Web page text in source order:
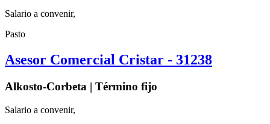
Salario a convenir,
Pasto
Asesor Comercial Cristar - 31238
Alkosto-Corbeta | Término fijo
Salario a convenir,